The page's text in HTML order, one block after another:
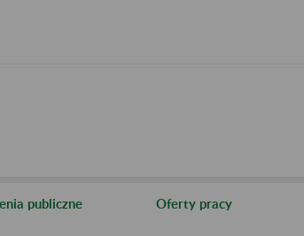
publiczne Oferty pracy